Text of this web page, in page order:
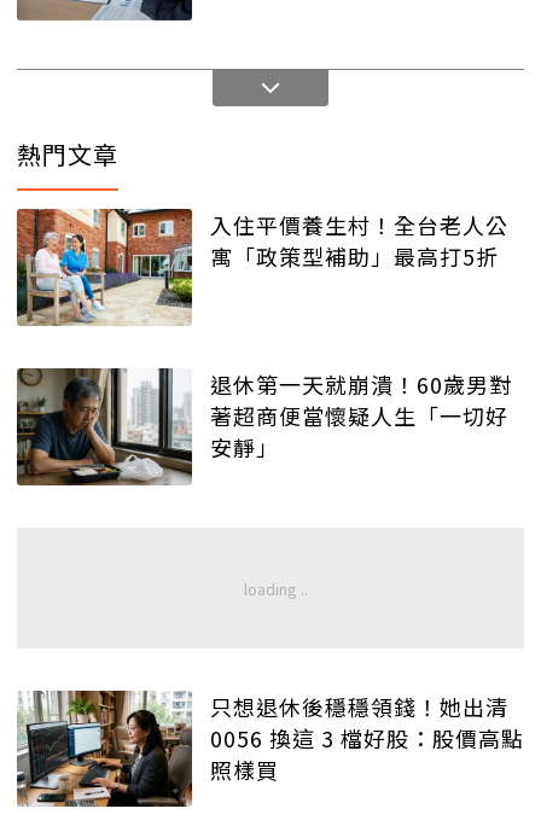
熱門文章
入住平價養生村！全台老人公
寓「政策型補助」最高打5折
退休第一天就崩潰！60歲男對
著超商便當懷疑人生「一切好
安靜」
只想退休後穩穩領錢！她出清
0056 換這 3 檔好股：股價高點
照樣買